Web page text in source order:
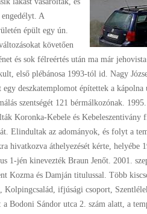
engedélyt. A
épült egy ún.
követően
és sok félreértés után ma már
első plébánosa 1993-tól id. Nagy
deszkatemplomot építettek a
szentségét 121 bérmálkozónak.
Koronka-Kebele és
Elindultak az adományok, és folyt a
hivatkozva áthelyezését kérte, helyébe
1-jén kinevezték Braun Jenőt. 2001.
Kozma és Damján titulussal. Több
Kolpingcsalád, ifjúsági csoport,
Bodoni Sándor utca 2. szám alatt, a